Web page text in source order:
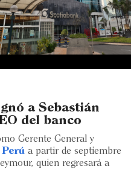
a Sebastián
del banco
Gerente General y
a partir de septiembre
quien regresará a